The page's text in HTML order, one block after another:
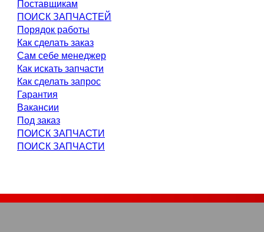
Поставщикам
ПОИСК ЗАПЧАСТЕЙ
Порядок работы
Как сделать заказ
Сам себе менеджер
Как искать запчасти
Как сделать запрос
Гарантия
Вакансии
Под заказ
ПОИСК ЗАПЧАСТИ
ПОИСК ЗАПЧАСТИ